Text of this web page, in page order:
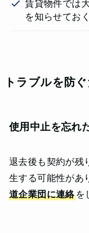
賃貸物件では
を知らせてお
トラブルを防
使用中止を忘れ
退去後も契約が残
生する可能性があ
道企業団に連絡を